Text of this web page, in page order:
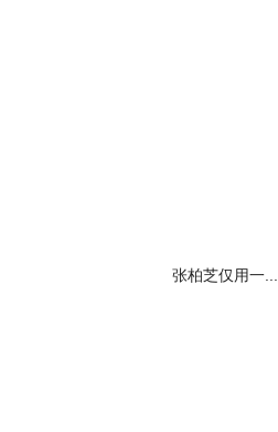
张柏芝仅用一...